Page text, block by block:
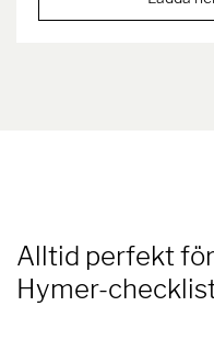
Alltid perfekt
Hymer-